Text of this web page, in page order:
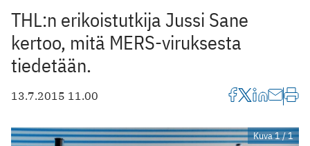
THL:n erikoistutkija Jussi Sane
kertoo, mitä MERS-viruksesta
tiedetään.
13.7.2015 11.00
Kuva 1 / 1